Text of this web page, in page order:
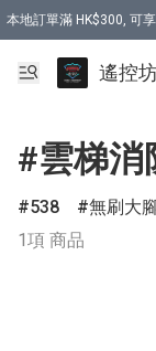
本地訂單滿 HK$300, 可
購買 7.6V 6500mah 70C
遙控
#雲梯消
538 無刷大
1項 商品